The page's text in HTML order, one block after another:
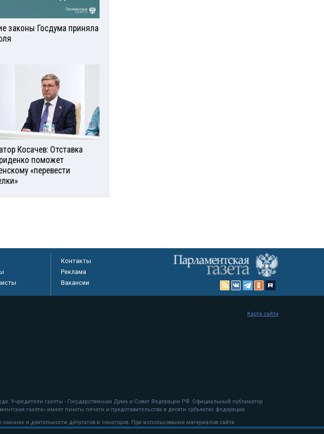
законы Госдума приняла
Косачев: Отставка
поможет
«перевести
Контакты
Реклама
Вакансии
Учредители газеты - Государственная Дума и Совет Федерации РФ. Официальный публикатор
газета» имеет пункты печати и представительства в десяти субъектах федерации.
и деятельности депутатов и сенаторов. При использовании материалов сайта
Карта сайта